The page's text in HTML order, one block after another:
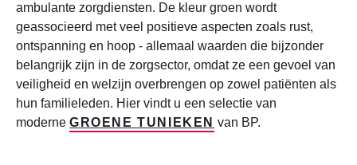
ambulante zorgdiensten. De kleur groen wordt
geassocieerd met veel positieve aspecten zoals rust,
ontspanning en hoop - allemaal waarden die bijzonder
belangrijk zijn in de zorgsector, omdat ze een gevoel van
veiligheid en welzijn overbrengen op zowel patiënten als
hun familieleden. Hier vindt u een selectie van
moderne GROENE TUNIEKEN van BP.